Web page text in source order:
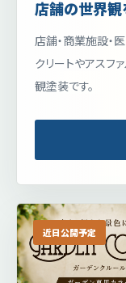
店舗の世界観
店舗・商業施設・
クリートやアスフ
観塗装です。
近日公開予定